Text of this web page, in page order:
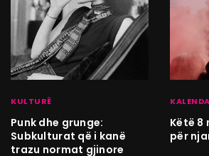
KULTURË
Punk dhe grunge:
Subkulturat që i kanë
trazu normat gjinore
Këtë 8
për